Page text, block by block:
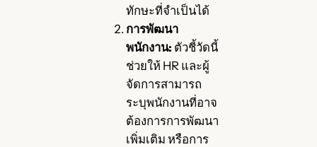
ทักษะที่จำเป็นได้
การพัฒนา
พนักงาน: ตัวชี้วัดนี้
ช่วยให้ HR และผู้
จัดการสามารถ
ระบุพนักงานที่อาจ
ต้องการการพัฒนา
เพิ่มเติม หรือการ